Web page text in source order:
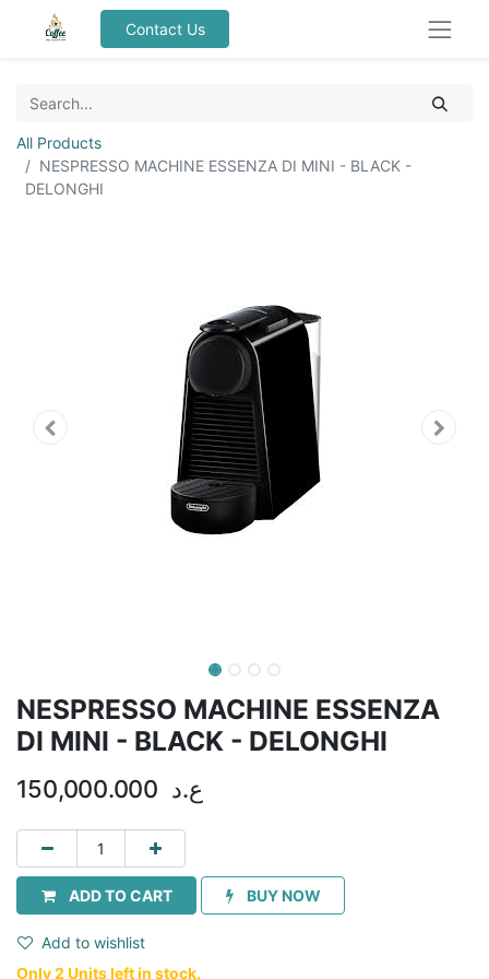
Contact Us
All Products
NESPRESSO MACHINE ESSENZA DI MINI - BLACK -
DELONGHI
NESPRESSO MACHINE ESSENZA
DI MINI - BLACK - DELONGHI
150,000.000 ع.د
ADD TO CART BUY NOW
Add to wishlist
Only 2 Units left in stock.